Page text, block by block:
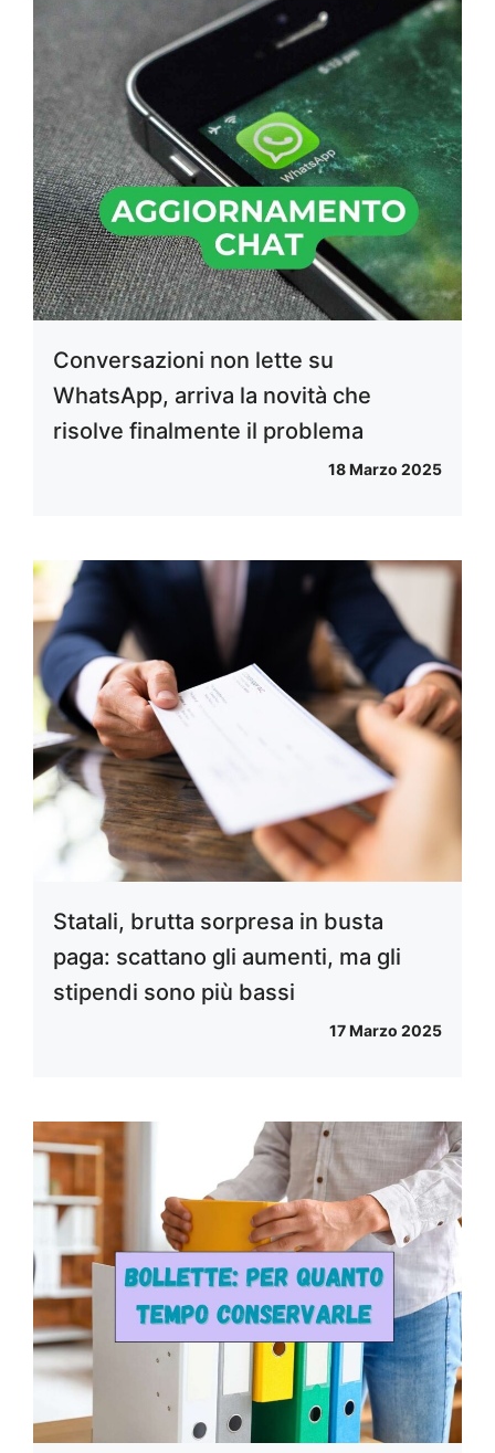
Conversazioni non lette su
WhatsApp, arriva la novità che
risolve finalmente il problema
18 Marzo 2025
Statali, brutta sorpresa in busta
paga: scattano gli aumenti, ma gli
stipendi sono più bassi
17 Marzo 2025